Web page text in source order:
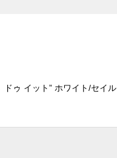
ドゥ イット” ホワイト/セイル